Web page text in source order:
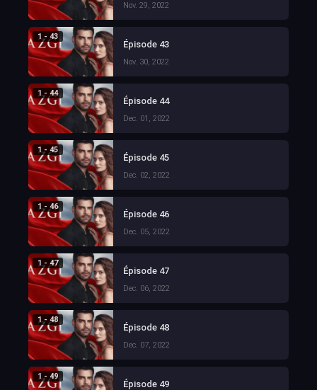
Nov. 29, 2022
1 - 43
Épisode 43
Nov. 30, 2022
1 - 44
Épisode 44
Dec. 01, 2022
1 - 45
Épisode 45
Dec. 02, 2022
1 - 46
Épisode 46
Dec. 05, 2022
1 - 47
Épisode 47
Dec. 06, 2022
1 - 48
Épisode 48
Dec. 07, 2022
1 - 49
Épisode 49